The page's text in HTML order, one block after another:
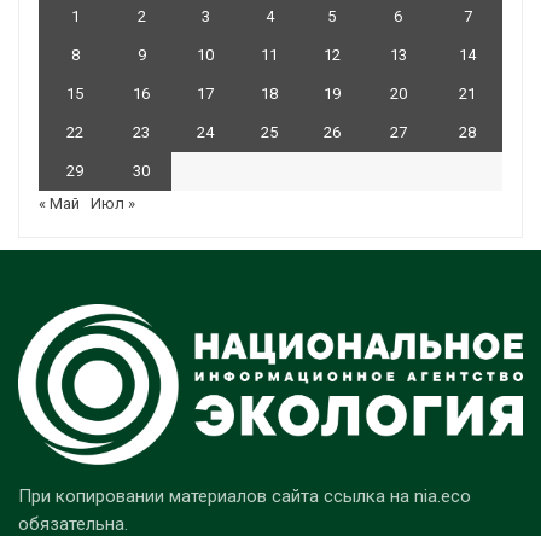
1 2 3 4 5 6 7
8 9 10 11 12 13 14
15 16 17 18 19 20 21
22 23 24 25 26 27 28
29
30
« Май
Июл »
При копировании материалов сайта ссылка на nia.eco
обязательна.